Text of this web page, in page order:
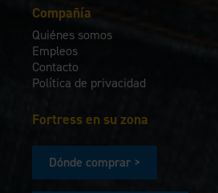
Compañía
Quiénes somos
Empleos
Contacto
Política de privacidad
Fortress en su zona
Dónde comprar >